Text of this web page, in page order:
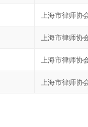
上海市律师协
上海市律师协
上海市律师协
上海市律师协